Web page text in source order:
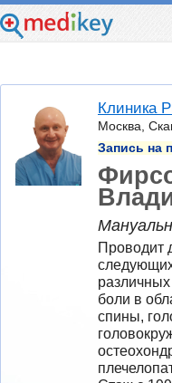
Клиника
Москва,
Запись на
Проводит
боли в
спины,